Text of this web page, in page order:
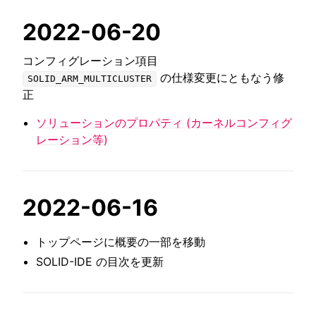
2022-06-20
コンフィグレーション項目
SOLID_ARM_MULTICLUSTER
の仕様変更にともなう修
正
ソリューションのプロパティ (カーネルコンフィグ
レーション等)
2022-06-16
トップページに概要の一部を移動
SOLID-IDE の目次を更新